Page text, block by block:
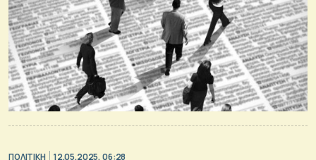
ΠΟΛΙΤΙΚΗ 12.05.2025, 06:28